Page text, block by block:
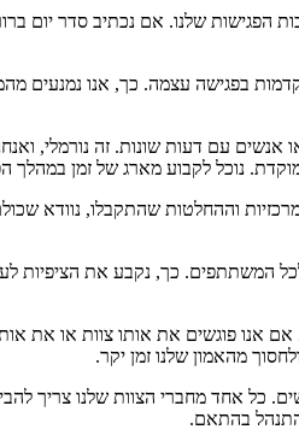
שלנו. אם נכתיב סדר יום
בפגישה עצמה. כך, אנו נמנעים
עם דעות שונות. זה נורמלי,
נוכל לקבוע מארג של זמן
וההחלטות שהתקבלו, נוודא
המשתתפים. כך, נקבע את הציפיות
אנו פוגשים את אותו צוות או את
מהאמון שלנו זמן יקר.
כל אחד מחברי הצוות שלנו צריך
בהתאם.